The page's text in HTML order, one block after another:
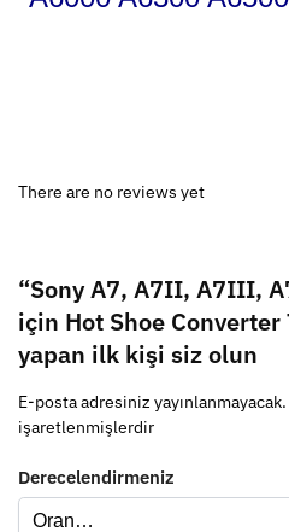
There are no reviews yet
“Sony A7, A7II, A7III,
için Hot Shoe
yapan ilk kişi siz olun
E-posta adresiniz yayınlanmayacak.
işaretlenmişlerdir
Derecelendirmeniz